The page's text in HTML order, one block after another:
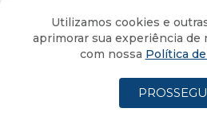
Todos os direitos
Utilizamos cookies e
aprimorar sua experiência de
com nossa Política